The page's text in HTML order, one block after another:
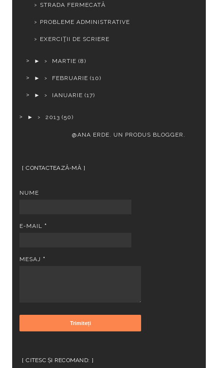
STRADA FERMECATĂ
PROBLEME ADMINISTRATIVE
EXERCIŢII DE SCRIERE
► MARTIE(8)
► FEBRUARIE(10)
► IANUARIE(17)
► 2013 (50)
@ANA ERDE. UN PRODUS BLOGGER
CONTACTEAZĂ-MĂ
NUME
E-MAIL *
MESAJ *
CITESC ȘI RECOMAND: